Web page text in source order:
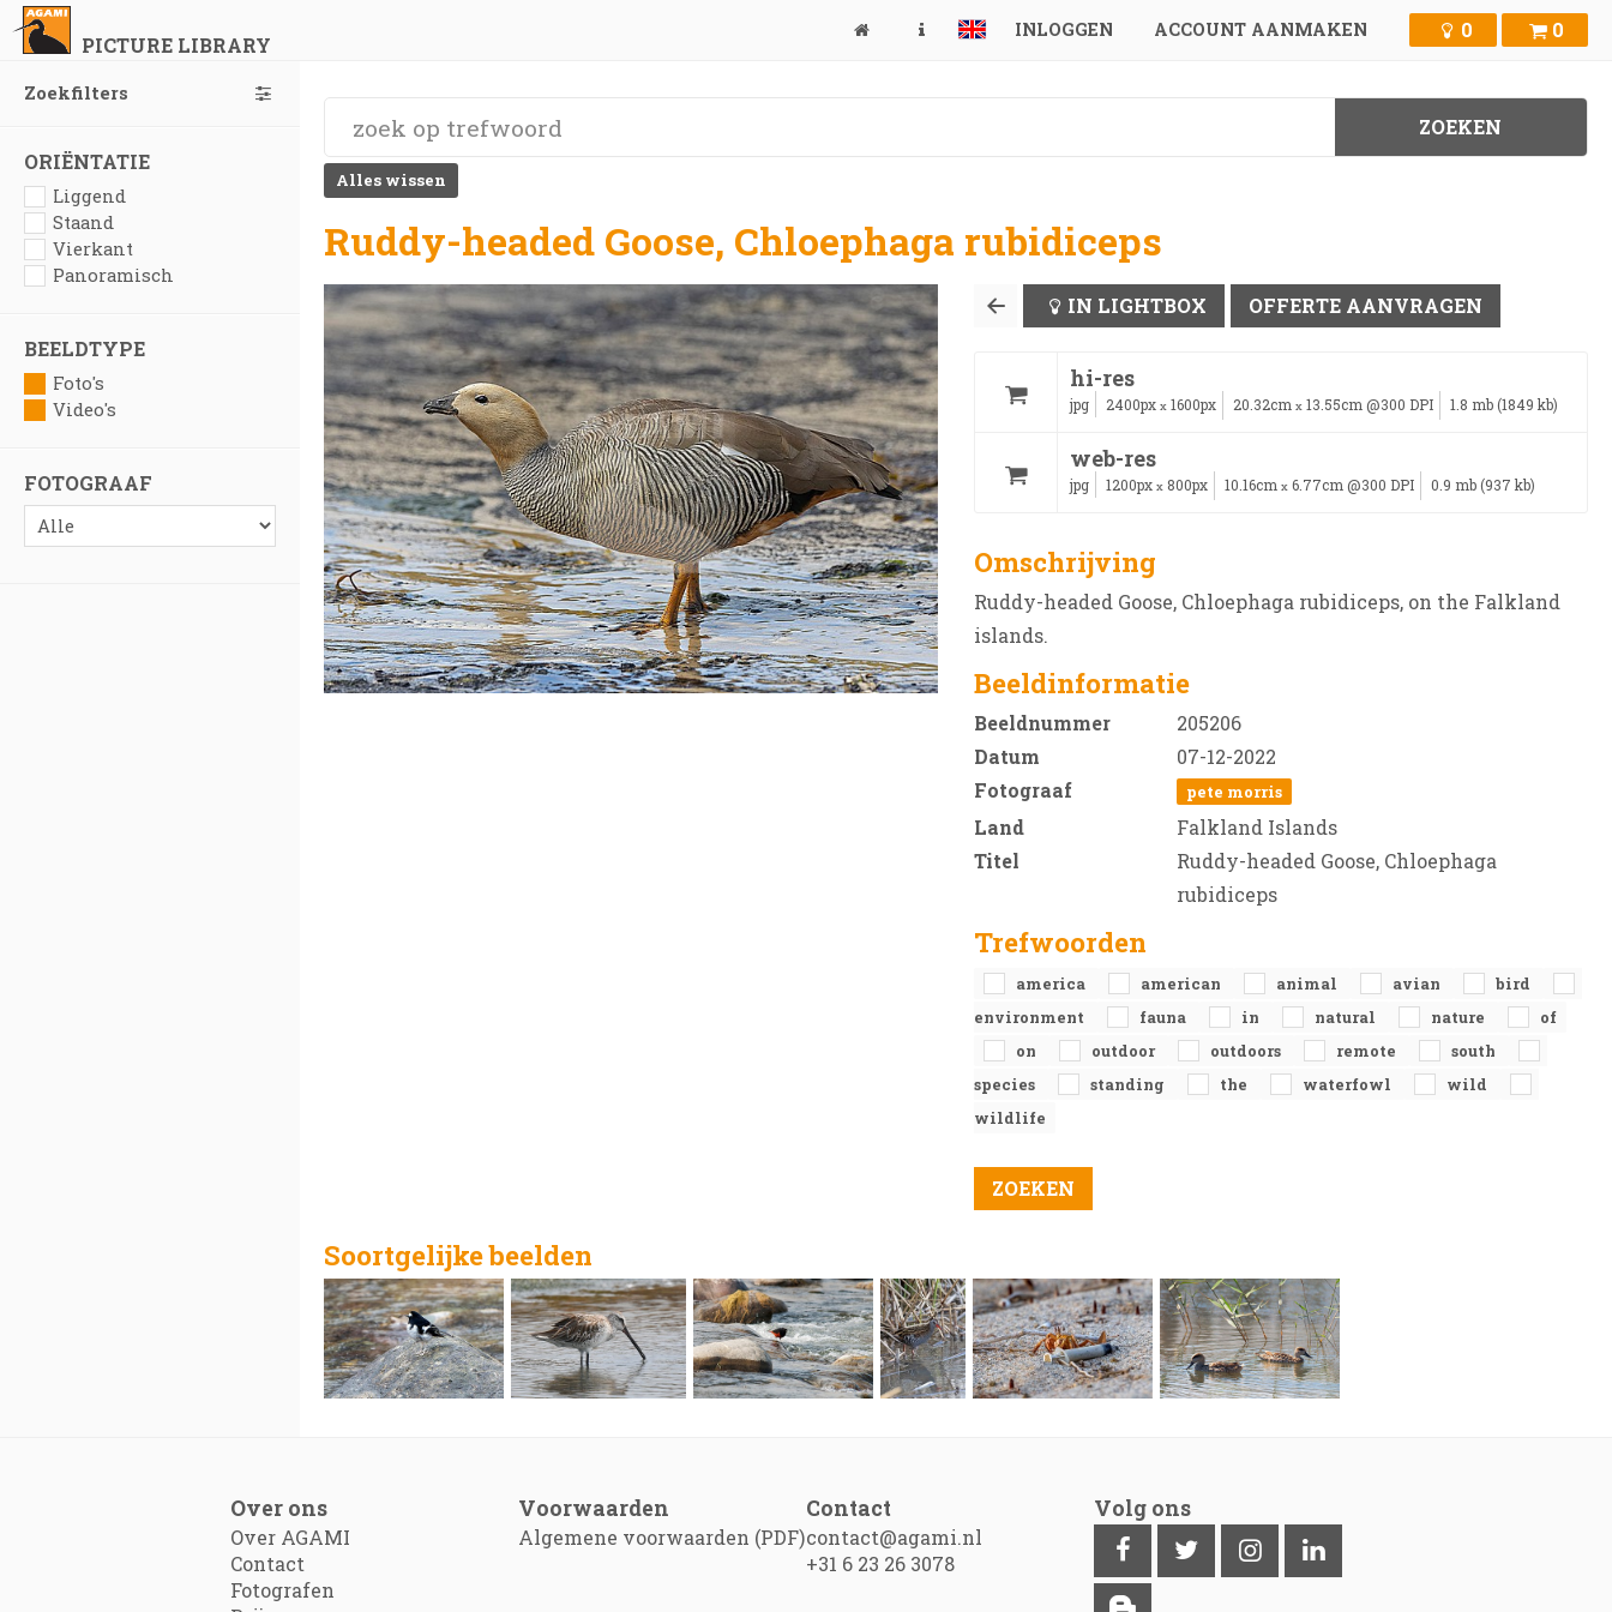
PICTURE LIBRARY
INLOGGEN ACCOUNT AANMAKEN 0 0
Zoekfilters
ORIËNTATIE
Liggend
Staand
Vierkant
Panoramisch
BEELDTYPE
Foto's
Video's
FOTOGRAAF
Alles wissen
Ruddy-headed Goose, Chloephaga rubidiceps
IN LIGHTBOX OFFERTE AANVRAGEN
hi-res
jpg 2400px x 1600px 20.32cm x 13.55cm @300 DPI 1.8 mb (1849 kb)
web-res
jpg 1200px x 800px 10.16cm x 6.77cm @300 DPI 0.9 mb (937 kb)
Omschrijving
Ruddy-headed Goose, Chloephaga rubidiceps, on the Falkland
islands.
Beeldinformatie
Beeldnummer
205206
Datum
07-12-2022
Fotograaf
pete morris
Land
Falkland Islands
Titel
Ruddy-headed Goose, Chloephaga
rubidiceps
Trefwoorden
america american animal avian
bird
environment
fauna in natural nature
of
on
outdoor outdoors remote
south
species
standing the waterfowl
wild
wildlife
Soortgelijke beelden
Over ons
Over AGAMI
Contact
Fotografen
Voorwaarden
Algemene voorwaarden (PDF)
Contact
contact@agami.nl
+31 6 23 26 3078
Volg ons